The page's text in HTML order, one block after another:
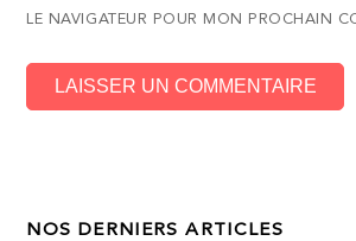
LE NAVIGATEUR POUR MON PROCHAIN
NOS DERNIERS ARTICLES